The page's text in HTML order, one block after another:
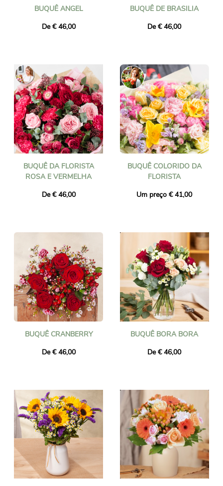
BUQUÊ ANGEL
De € 46,00
BUQUÊ DE BRASILIA
De € 46,00
BUQUÊ DA FLORISTA
ROSA E VERMELHA
De € 46,00
BUQUÊ COLORIDO DA
FLORISTA
Um preço € 41,00
BUQUÊ CRANBERRY
De € 46,00
BUQUÊ BORA BORA
De € 46,00